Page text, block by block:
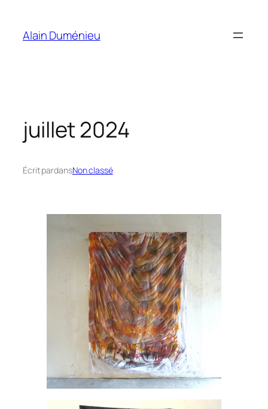
contenu
Alain Duménieu
juillet 2024
Écrit pardansNon classé